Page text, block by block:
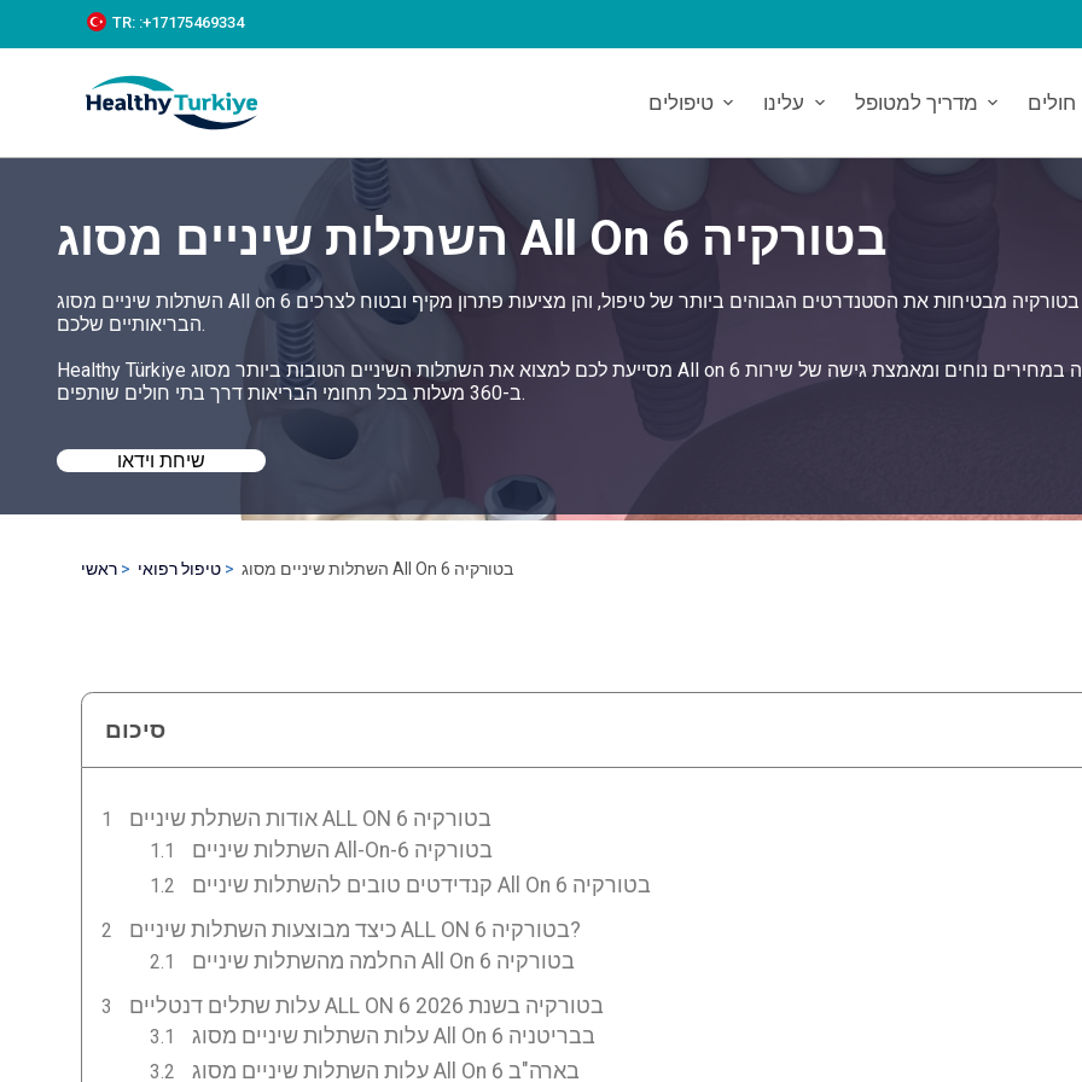
k
c
TR: :+‪17175469334‬
טיפולים עלינו מדריך למטופל
השתלות שיניים מסוג All On 6 בטורקיה
השתלות שיניים מסוג All on 6 בטורקיה מבטיחות את הסטנדרטים הגבוהים ביותר של טיפול, והן מציעות פתרון מקיף ובטוח לצרכים
הבריאותיים שלכם.
Healthy Türkiye מסייעת לכם למצוא את השתלות השיניים הטובות ביותר מסוג All on 6 בטורקיה במחירים נוחים ומאמצת גישה של שירות
ב-360 מעלות בכל תחומי הבריאות דרך בתי חולים שותפים.
שיחת וידאו
ראשי טיפול רפואי השתלות שיניים מסוג All On 6 בטורקיה
סיכום
אודות השתלת שיניים ALL ON 6 בטורקיה
השתלות שיניים All-On-6 בטורקיה
קנדידטים טובים להשתלות שיניים All On 6 בטורקיה
כיצד מבוצעות השתלות שיניים ALL ON 6 בטורקיה?
החלמה מהשתלות שיניים All On 6 בטורקיה
עלות שתלים דנטליים ALL ON 6 בטורקיה בשנת 2026
עלות השתלות שיניים מסוג All On 6 בבריטניה
עלות השתלות שיניים מסוג All On 6 בארה"ב